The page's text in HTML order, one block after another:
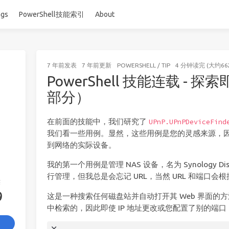
PowerShell技能索引 About
7 年前发表 7 年前更新 POWERSHELL / TIP 4 分钟读完 (大约
PowerShell 技能连载 - 探索
部分）
在前面的技能中，我们研究了
我们看一些用例。显然，这些用例是您的灵感来源，
到网络的实际设备。
我的第一个用例是管理 NAS 设备，名为 Synology
行管理，但我总是会忘记 URL，当然 URL 和端口会
这是一种搜索任何磁盘站并自动打开其 Web 界面的
中检索的，因此即使 IP 地址更改或您配置了别的端